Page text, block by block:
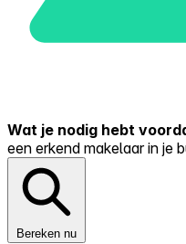
Wat je nodig hebt
een erkend makelaar in je
Bereken nu